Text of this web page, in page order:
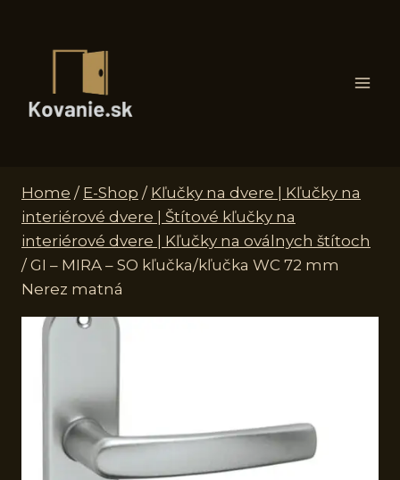
Home / E-Shop / Kľučky na dvere | Kľučky na
interiérové dvere | Štítové kľučky na
interiérové dvere | Kľučky na oválnych štítoch
/ GI – MIRA – SO kľučka/kľučka WC 72 mm
Nerez matná